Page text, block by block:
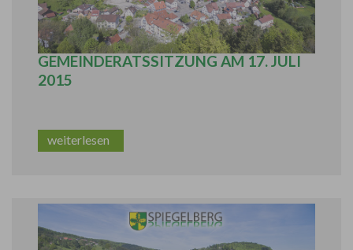
BERICHT AUS DER ÖFFENTLICHEN
GEMEINDERATSSITZUNG AM 17. JULI
2015
weiterlesen